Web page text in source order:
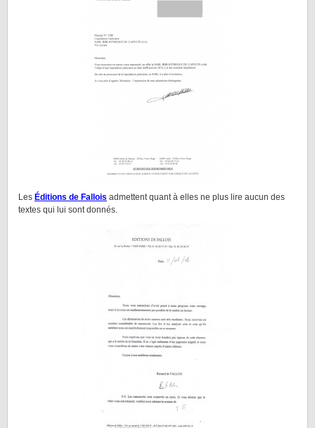
Les Éditions de Fallois admettent quant à elles ne plus lire aucun des
textes qui lui sont donnés.